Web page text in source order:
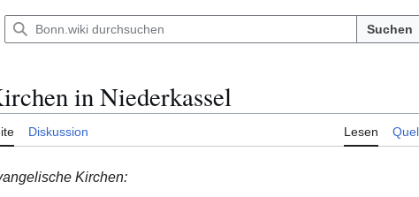
Suchen
in Niederkassel
Diskussion Lesen
Kirchen: